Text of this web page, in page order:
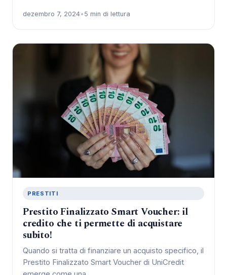
dezembro 7, 2024• 5 min di lettura
PRESTITI
Prestito Finalizzato Smart Voucher: il
credito che ti permette di acquistare
subito!
Quando si tratta di finanziare un acquisto specifico, il
Prestito Finalizzato Smart Voucher di UniCredit